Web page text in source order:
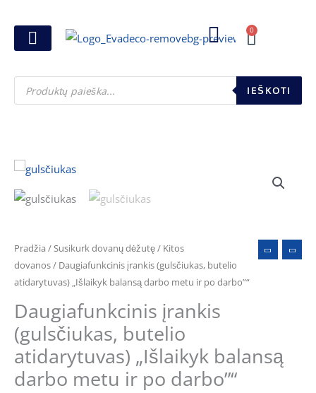
prie
turinio
0
Cart
Products
search IEŠKOTI
Pradžia /Susikurk dovanų dėžutę/ Kitos
dovanos/ Daugiafunkcinis įrankis (gulsčiukas, butelio
atidarytuvas) „Išlaikyk balansą darbo metu ir po darbo”“
Daugiafunkcinis įrankis
(gulsčiukas, butelio
atidarytuvas) „Išlaikyk balansą
darbo metu ir po darbo”“
produkto
kiekis:
Daugiafunkcinis
(gulsčiukas,
butelio
atidarytuvas)
„Išlaikyk
balansą
darbo
metu
ir